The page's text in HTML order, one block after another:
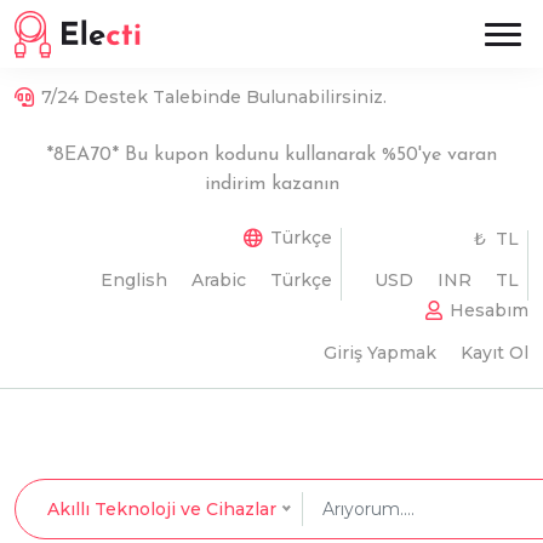
7/24 Destek Talebinde Bulunabilirsiniz.
*8EA70* Bu kupon kodunu kullanarak %50'ye varan
indirim kazanın
Türkçe
English
Arabic Türkçe
₺ TL
USD
INR
TL
Hesabım
Giriş Yapmak
Kayıt Ol
Akıllı Teknoloji ve Cihazlar